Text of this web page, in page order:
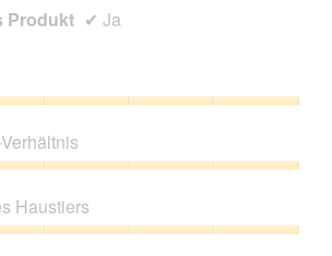
Produkt ✔ Ja
Haustiers